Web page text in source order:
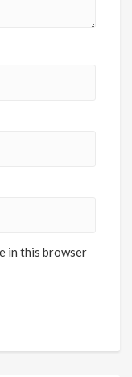
in this browser